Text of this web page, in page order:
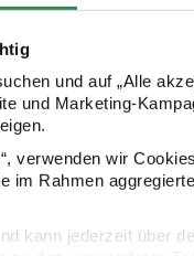
und auf „Alle
und Marketing-
verwenden wir
im Rahmen
kann jederzeit über
-